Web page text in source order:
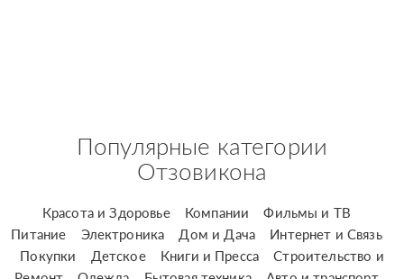
Популярные категории
Отзовикона
Красота и Здоровье Компании
Фильмы и ТВ
Питание
Электроника Дом и Дача
Интернет и Связь
Покупки
Детское Книги и Пресса
Строительство и